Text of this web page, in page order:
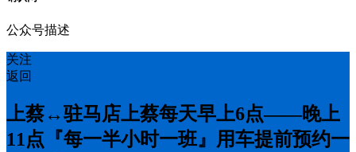
公众号描述
关注
返回
上蔡↔️驻马店上蔡每天早上6点——晚上
11点『每一半小时一班』用车提前预约一